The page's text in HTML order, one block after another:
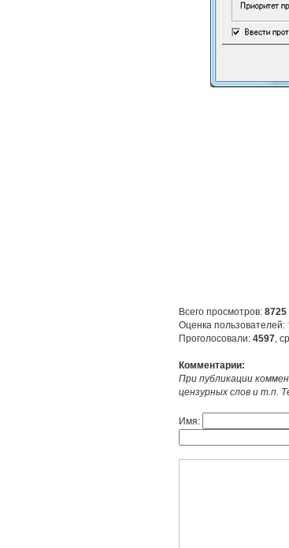
Всего просмотров: 8725
Оценка пользователей:
Проголосовали: 4597,
Комментарии:
При публикации
цензурных слов и т.п.
Имя: